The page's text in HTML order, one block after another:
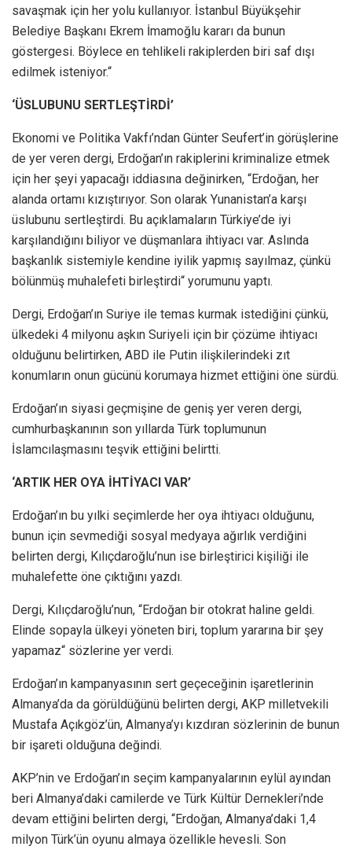
savaşmak için her yolu kullanıyor. İstanbul Büyükşehir
Belediye Başkanı Ekrem İmamoğlu kararı da bunun
göstergesi. Böylece en tehlikeli rakiplerden biri saf dışı
edilmek isteniyor.“
‘ÜSLUBUNU SERTLEŞTİRDİ’
Ekonomi ve Politika Vakfı’ndan Günter Seufert’in görüşlerine
de yer veren dergi, Erdoğan’ın rakiplerini kriminalize etmek
için her şeyi yapacağı iddiasına değinirken, “Erdoğan, her
alanda ortamı kızıştırıyor. Son olarak Yunanistan’a karşı
üslubunu sertleştirdi. Bu açıklamaların Türkiye’de iyi
karşılandığını biliyor ve düşmanlara ihtiyacı var. Aslında
başkanlık sistemiyle kendine iyilik yapmış sayılmaz, çünkü
bölünmüş muhalefeti birleştirdi“ yorumunu yaptı.
Dergi, Erdoğan’ın Suriye ile temas kurmak istediğini çünkü,
ülkedeki 4 milyonu aşkın Suriyeli için bir çözüme ihtiyacı
olduğunu belirtirken, ABD ile Putin ilişkilerindeki zıt
konumların onun gücünü korumaya hizmet ettiğini öne sürdü.
Erdoğan’ın siyasi geçmişine de geniş yer veren dergi,
cumhurbaşkanının son yıllarda Türk toplumunun
İslamcılaşmasını teşvik ettiğini belirtti.
‘ARTIK HER OYA İHTİYACI VAR’
Erdoğan’ın bu yılki seçimlerde her oya ihtiyacı olduğunu,
bunun için sevmediği sosyal medyaya ağırlık verdiğini
belirten dergi, Kılıçdaroğlu’nun ise birleştirici kişiliği ile
muhalefette öne çıktığını yazdı.
Dergi, Kılıçdaroğlu’nun, “Erdoğan bir otokrat haline geldi.
Elinde sopayla ülkeyi yöneten biri, toplum yararına bir şey
yapamaz“ sözlerine yer verdi.
Erdoğan’ın kampanyasının sert geçeceğinin işaretlerinin
Almanya’da da görüldüğünü belirten dergi, AKP milletvekili
Mustafa Açıkgöz’ün, Almanya’yı kızdıran sözlerinin de bunun
bir işareti olduğuna değindi.
AKP’nin ve Erdoğan’ın seçim kampanyalarının eylül ayından
beri Almanya’daki camilerde ve Türk Kültür Dernekleri’nde
devam ettiğini belirten dergi, “Erdoğan, Almanya’daki 1,4
milyon Türk’ün oyunu almaya özellikle hevesli. Son